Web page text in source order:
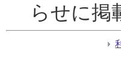
らせに掲